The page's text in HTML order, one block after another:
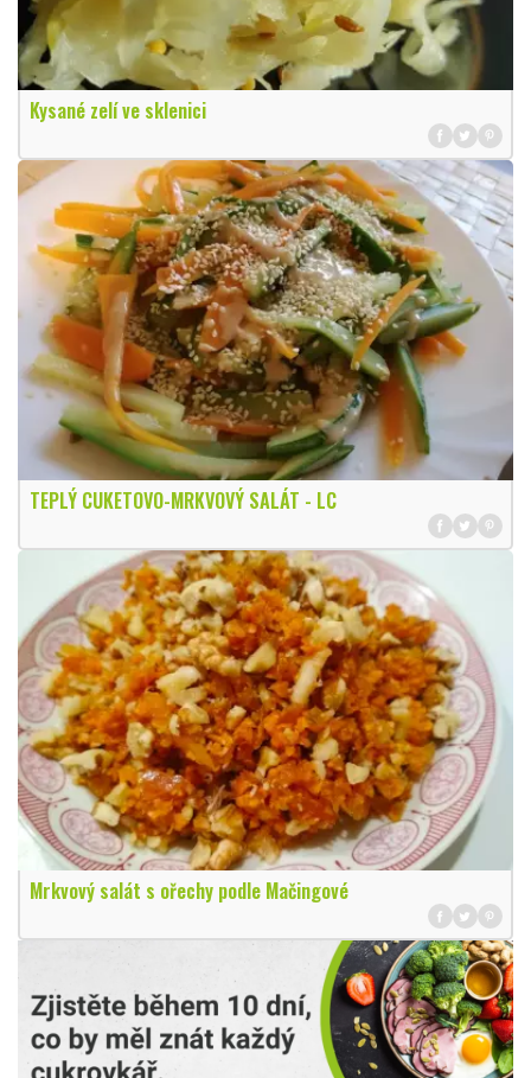
Kysané zelí ve sklenici
TEPLÝ CUKETOVO-MRKVOVÝ SALÁT - LC
Mrkvový salát s ořechy podle Mačingové